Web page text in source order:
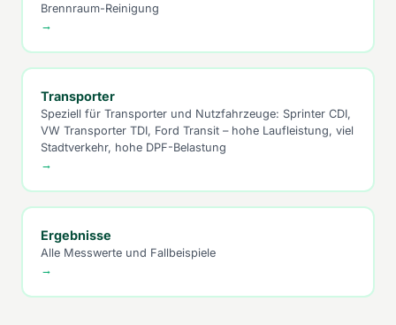
Brennraum-Reinigung
→
Transporter
Speziell für Transporter und Nutzfahrzeuge: Sprinter CDI,
VW Transporter TDI, Ford Transit – hohe Laufleistung, viel
Stadtverkehr, hohe DPF-Belastung
→
Ergebnisse
Alle Messwerte und Fallbeispiele
→